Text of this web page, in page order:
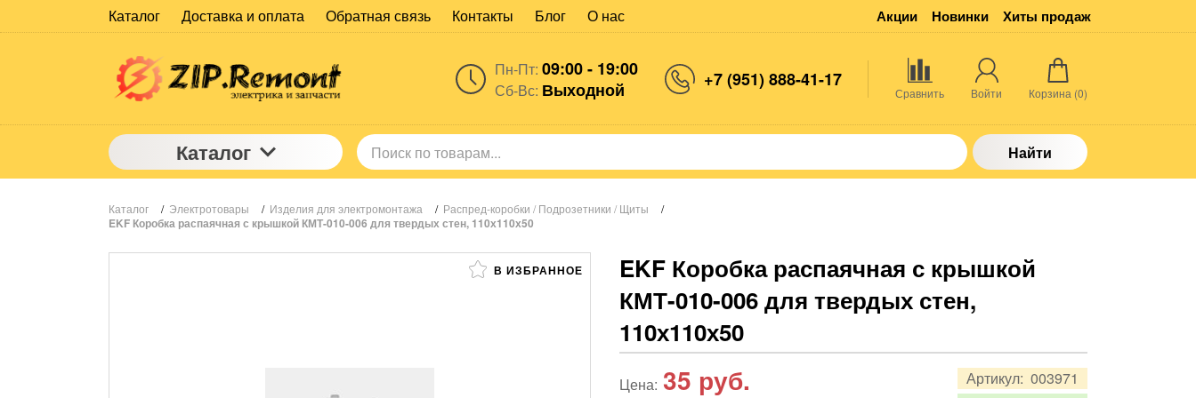
Каталог Доставка и оплата Обратная связь Контакты Блог О нас Акции Новинки Хиты продаж
Пн-Пт: 09:00 - 19:00
Сб-Вс: Выходной +7 (951) 888-41-17
Сравнить Войти Корзина (0)
Каталог Найти
Каталог / Электротовары / Изделия для электромонтажа / Распред-коробки / Подрозетники / Щиты /
EKF Коробка распаячная с крышкой КМТ-010-006 для твердых стен, 110х110х50
В ИЗБРАННОЕ
EKF Коробка распаячная с крышкой
КМТ-010-006 для твердых стен,
110х110х50
Артикул: 003971
Цена: 35 руб.